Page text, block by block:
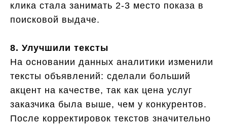
клика стала занимать 2-3 место показа в
поисковой выдаче.
8. Улучшили тексты
На основании данных аналитики изменили
тексты объявлений: сделали больший
акцент на качестве, так как цена услуг
заказчика была выше, чем у конкурентов.
После корректировок текстов значительно